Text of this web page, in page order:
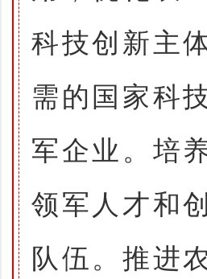
科技创新主
需的国家科
军企业。培
领军人才和
队伍。推进